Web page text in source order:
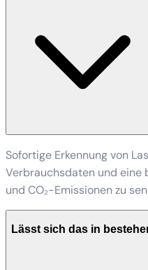
Sofortige Erkennung von
Verbrauchsdaten und eine
und CO₂-Emissionen zu
Lässt sich das in